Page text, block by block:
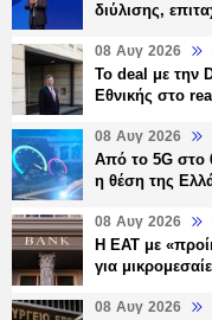
διύλισης,
08 Αυγ 2026
Το deal με την
Εθνικής στο
08 Αυγ 2026
Από το 5G στο
η θέση της
08 Αυγ 2026
Η ΕΑΤ με
για
08 Αυγ 2026